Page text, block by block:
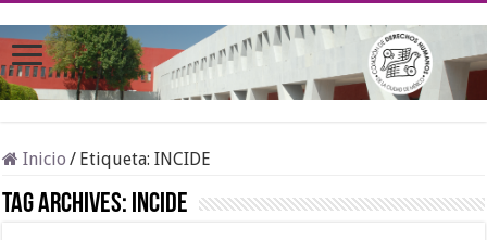
Inicio / Etiqueta:INCIDE
Tag Archives: INCIDE